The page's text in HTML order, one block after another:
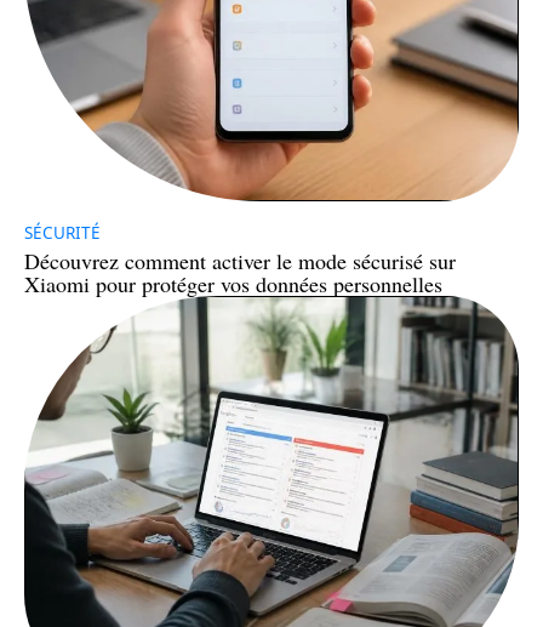
SÉCURITÉ
Découvrez comment activer le mode sécurisé sur
Xiaomi pour protéger vos données personnelles